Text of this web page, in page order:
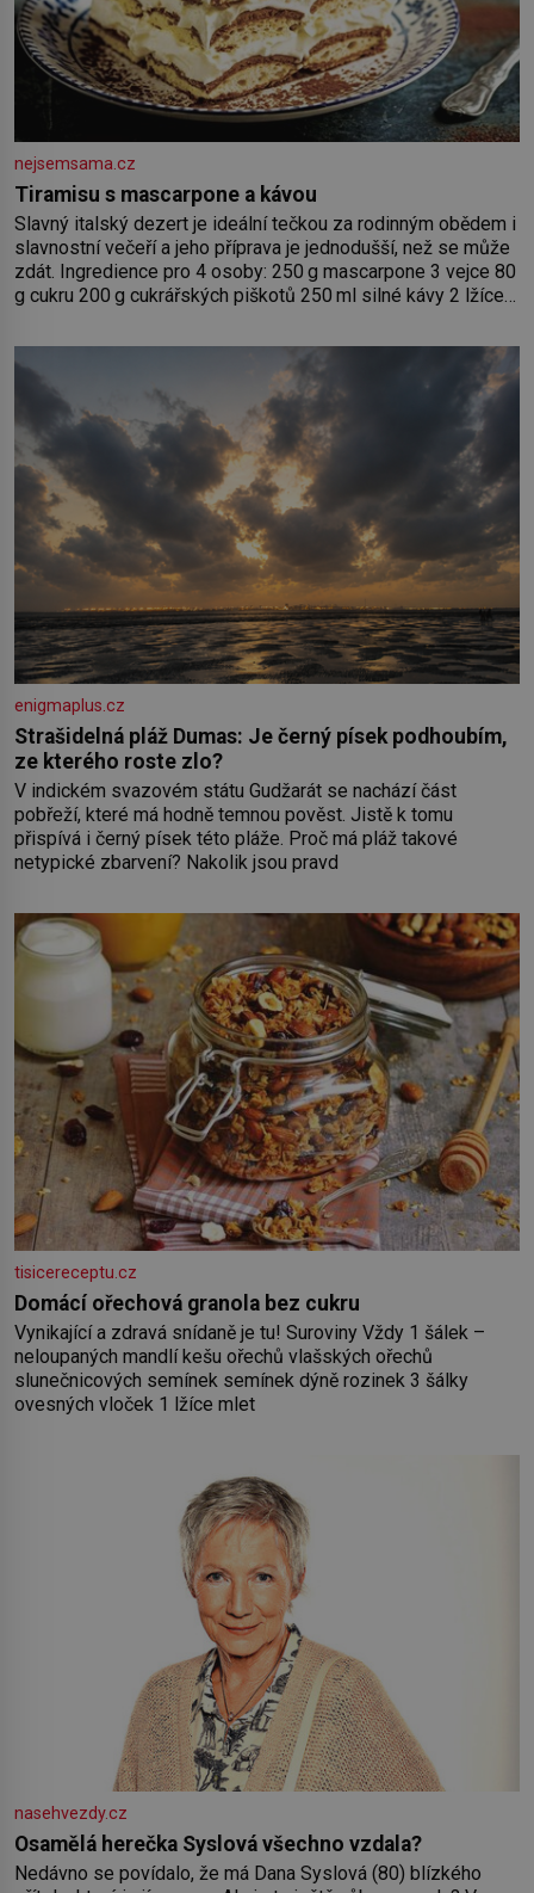
nejsemsama.cz
Tiramisu s mascarpone a kávou
Slavný italský dezert je ideální tečkou za rodinným obědem i
slavnostní večeří a jeho příprava je jednodušší, než se může
zdát. Ingredience pro 4 osoby: 250 g mascarpone 3 vejce 80
g cukru 200 g cukrářských piškotů 250 ml silné kávy 2 lžíce
bílků. Žloutky vyšlehejte s cukrem do světlé pěny a postupně
do nich vmíchejte mascarpone, aby vznikl hladký
enigmaplus.cz
Strašidelná pláž Dumas: Je černý písek podhoubím,
ze kterého roste zlo?
V indickém svazovém státu Gudžarát se nachází část
pobřeží, které má hodně temnou pověst. Jistě k tomu
přispívá i černý písek této pláže. Proč má pláž takové
netypické zbarvení? Nakolik jsou pravd
tisicereceptu.cz
Domácí ořechová granola bez cukru
Vynikající a zdravá snídaně je tu! Suroviny Vždy 1 šálek –
neloupaných mandlí kešu ořechů vlašských ořechů
slunečnicových semínek semínek dýně rozinek 3 šálky
ovesných vloček 1 lžíce mlet
nasehvezdy.cz
Osamělá herečka Syslová všechno vzdala?
Nedávno se povídalo, že má Dana Syslová (80) blízkého